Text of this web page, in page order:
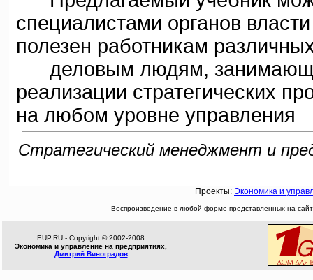
специалистами органов
полезен работникам
деловым людям,
реализации стратегических
на любом уровне управления
Стратегический менеджмент и
Проекты: Экономика и
Воспроизведение в любой форме представленных на
EUP.RU - Copyright © 2002-2008
Экономика и управление на предприятиях,
Дмитрий Виноградов